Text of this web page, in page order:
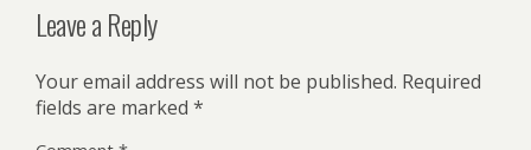
Leave a Reply
Your email address will not be published. Required
fields are marked *